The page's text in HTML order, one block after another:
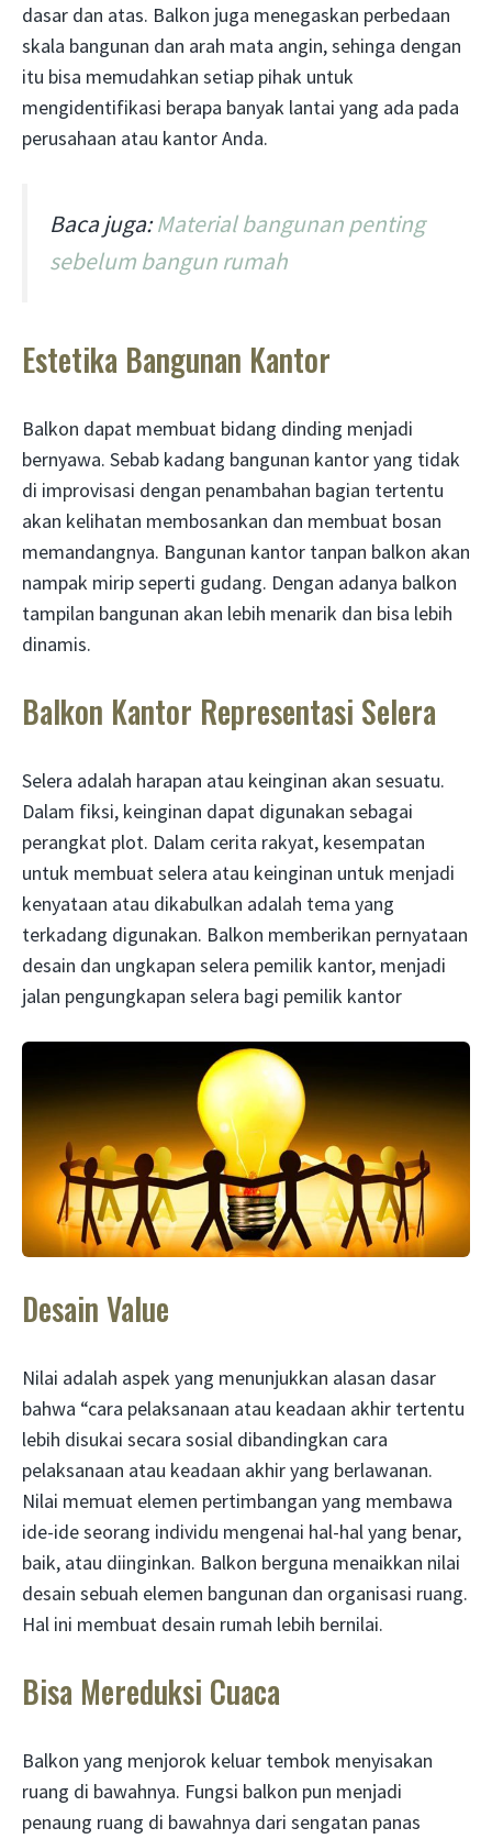
dasar dan atas. Balkon juga menegaskan perbedaan
skala bangunan dan arah mata angin, sehinga dengan
itu bisa memudahkan setiap pihak untuk
mengidentifikasi berapa banyak lantai yang ada pada
perusahaan atau kantor Anda.
Baca juga:Material bangunan penting
sebelum bangun rumah
Estetika Bangunan Kantor
Balkon dapat membuat bidang dinding menjadi
bernyawa. Sebab kadang bangunan kantor yang tidak
di improvisasi dengan penambahan bagian tertentu
akan kelihatan membosankan dan membuat bosan
memandangnya. Bangunan kantor tanpan balkon akan
nampak mirip seperti gudang. Dengan adanya balkon
tampilan bangunan akan lebih menarik dan bisa lebih
dinamis.
Balkon Kantor Representasi Selera
Selera adalah harapan atau keinginan akan sesuatu.
Dalam fiksi, keinginan dapat digunakan sebagai
perangkat plot. Dalam cerita rakyat, kesempatan
untuk membuat selera atau keinginan untuk menjadi
kenyataan atau dikabulkan adalah tema yang
terkadang digunakan. Balkon memberikan pernyataan
desain dan ungkapan selera pemilik kantor, menjadi
jalan pengungkapan selera bagi pemilik kantor
Desain Value
Nilai adalah aspek yang menunjukkan alasan dasar
bahwa “cara pelaksanaan atau keadaan akhir tertentu
lebih disukai secara sosial dibandingkan cara
pelaksanaan atau keadaan akhir yang berlawanan.
Nilai memuat elemen pertimbangan yang membawa
ide-ide seorang individu mengenai hal-hal yang benar,
baik, atau diinginkan. Balkon berguna menaikkan nilai
desain sebuah elemen bangunan dan organisasi ruang.
Hal ini membuat desain rumah lebih bernilai.
Bisa Mereduksi Cuaca
Balkon yang menjorok keluar tembok menyisakan
ruang di bawahnya. Fungsi balkon pun menjadi
penaung ruang di bawahnya dari sengatan panas